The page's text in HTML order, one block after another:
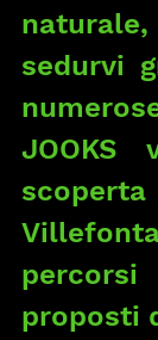
sedurvi
proposti